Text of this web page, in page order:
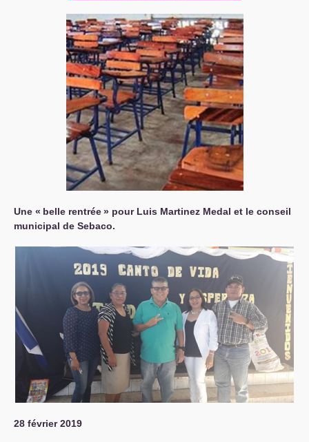
Une « belle rentrée» pour Luis Martinez Medal et le conseil
municipal de Sebaco.
28 février 2019